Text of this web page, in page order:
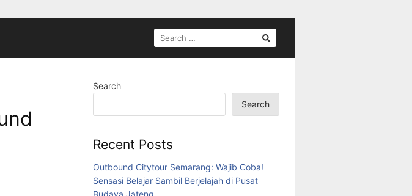
SEARCH
FOR:
Search
Search
Recent Posts
Outbound Citytour Semarang: Wajib Coba!
Sensasi Belajar Sambil Berjelajah di Pusat
Budaya Jateng